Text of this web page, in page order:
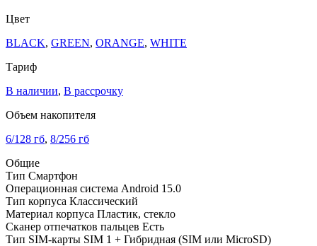
Цвет
BLACK, GREEN, ORANGE, WHITE
Тариф
В наличии, В рассрочку
Объем накопителя
6/128 гб, 8/256 гб
Общие
Тип Смартфон
Операционная система Android 15.0
Тип корпуса Классический
Материал корпуса Пластик, стекло
Сканер отпечатков пальцев Есть
Тип SIM-карты SIM 1 + Гибридная (SIM или MicroSD)